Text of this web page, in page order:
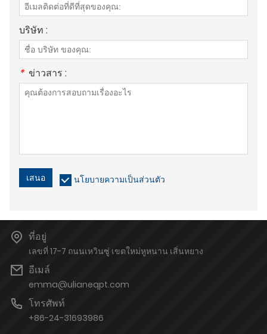
บริษัท :
* ข่าวสาร :
เสนอ นโยบายความเป็นส่วนตัว
ที่อยู่
เลขที่ 17-7 ถนนเหวินซู่ เขตใหม่หูหนาน เสิ่นหยาง
อีเมล์
emma@ulianeqpt.com
โทรศัพท์
+86-24-31693986